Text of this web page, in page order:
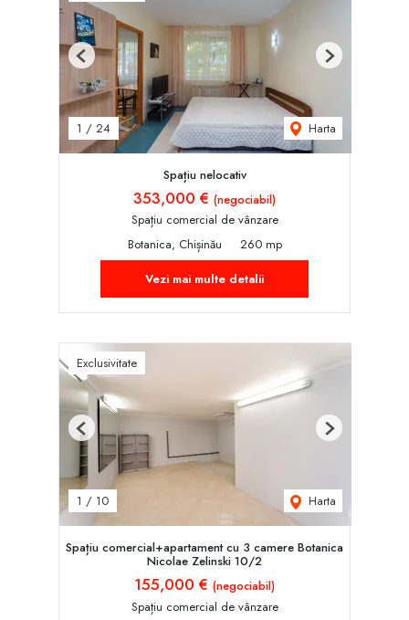
1 / 24 Harta
Previous Next
Spațiu nelocativ
353,000 € (negociabil)
Spațiu comercial de vânzare
Botanica, Chișinău
260 mp
Vezi mai multe detalii
Exclusivitate
1 / 10 Harta
Previous Next
Spațiu comercial+apartament cu 3 camere Botanica
Nicolae Zelinski 10/2
155,000 € (negociabil)
Spațiu comercial de vânzare